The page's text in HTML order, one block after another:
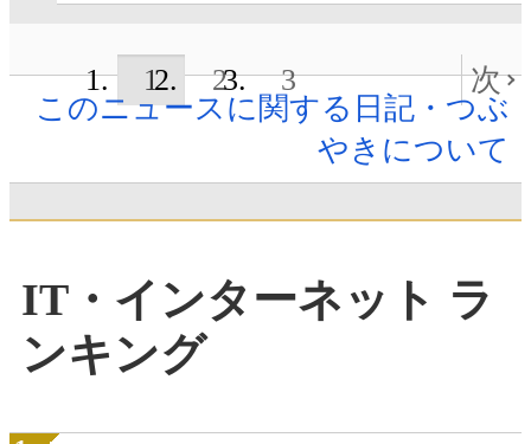
1 2 3
次
このニュースに関する日記・つぶ
やきについて
IT・インターネット ラ
ンキング